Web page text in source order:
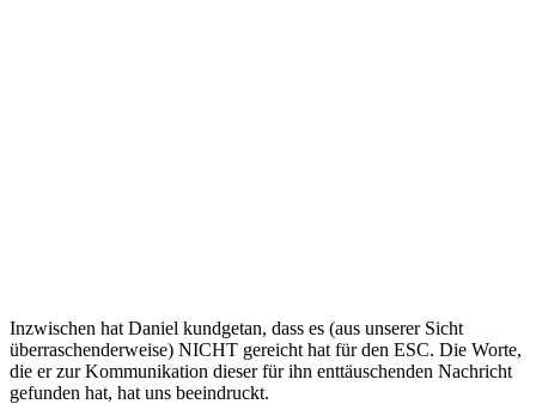
Inzwischen hat Daniel kundgetan, dass es (aus unserer Sicht
überraschenderweise) NICHT gereicht hat für den ESC. Die Worte,
die er zur Kommunikation dieser für ihn enttäuschenden Nachricht
gefunden hat, hat uns beeindruckt.